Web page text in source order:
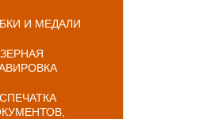
И МЕДАЛИ